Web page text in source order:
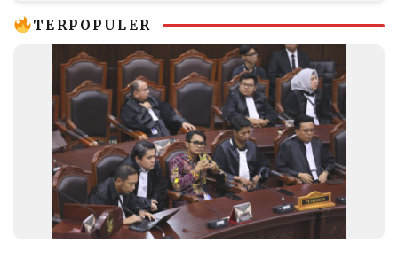
TERPOPULER